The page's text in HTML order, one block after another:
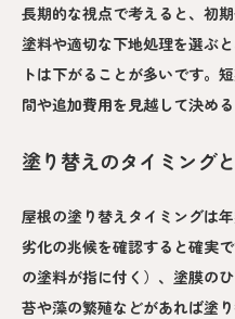
長期的な視点で考えると、初
塗料や適切な下地処理を選ぶ
トは下がることが多いです。
間や追加費用を見越して決め
塗り替えのタイミング
屋根の塗り替えタイミングは
劣化の兆候を確認すると確実
の塗料が指に付く）、塗膜の
苔や藻の繁殖などがあれば塗